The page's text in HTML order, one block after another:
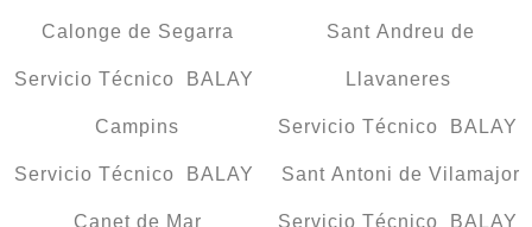
Calonge de Segarra
Servicio Técnico BALAY
Campins
Servicio Técnico BALAY
Canet de Mar
Sant Andreu de
Llavaneres
Servicio Técnico BALAY
Sant Antoni de Vilamajor
Servicio Técnico BALAY